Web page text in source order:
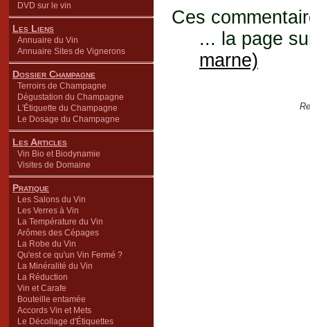
DVD sur le vin
Les Liens
Annuaire du Vin
Annuaire Sites de Vignerons
Dossier Champagne
Terroirs de Champagne
Dégustation du Champagne
L'Étiquette du Champagne
Le Dosage du Champagne
Les Articles
Vin Bio et Biodynamie
Visites de Domaine
Pratique
Les Salons du Vin
Les Verres à Vin
La Température du Vin
Arômes des Cépages
La Robe du Vin
Qu'est ce qu'un Vin Fermé ?
La Minéralité du Vin
La Réduction
Vin et Carafe
Bouteille entamée
Accords Vin et Mets
Le Décollage d'Étiquettes
Ces
... la page
marne)